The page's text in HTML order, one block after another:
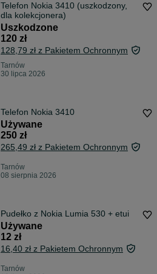
Telefon Nokia 3410 (uszkodzony,
dla kolekcjonera)
Uszkodzone
120 zł
128,79 zł z Pakietem Ochronnym
Tarnów
30 lipca 2026
Telefon Nokia 3410
Używane
250 zł
265,49 zł z Pakietem Ochronnym
Tarnów
08 sierpnia 2026
Pudełko z Nokia Lumia 530 + etui
Używane
12 zł
16,40 zł z Pakietem Ochronnym
Tarnów